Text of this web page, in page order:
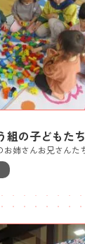
組の子どもたち